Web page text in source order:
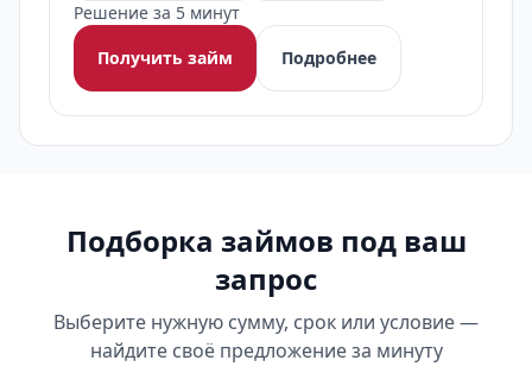
Решение за 5 минут
Получить займ
Подробнее
Подборка займов под ваш
запрос
Выберите нужную сумму, срок или условие —
найдите своё предложение за минуту